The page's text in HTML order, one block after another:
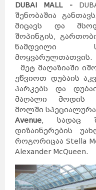
პერთი
ეგვიპტე
ნიუკასლი
ესტონეთი
ლინცი
ზალცბურგი
თურქეთი
ქაბალა
ბეილაგანი
ასტარა
დაბი
დუბაი
ბუენოს-
კორდოვა
ინდოეთი
მენდოსა
ლა-
პლატა
იორკი
ლოს-
ანჯელესი
ჩიკაგო
ანტონიო
იორდანია
ირლანდია
ანტვერპენი
შარლერუა
ბრიუსელი
ჟანეირო
სან-
პაულუ‎
პორტუ-
სოფია
პლოვდივი
სლივენი
დორტმუნდი
იტალია
კოპენჰაგენი
ოდენსე
კოლინგი
DUBAI MALL-
შენობაშია
მიცავს და
შოპინგის,
ნამდვილი
მოყვარულთათვის.
მეტ მაღაზიაში
ეწვიოთ დუბაის
პარკებს და
მაღალი მოდის
მოლში
Avenue, სადაც
დიზაინერების
როგორიცაა Stella
Alexander McQueen.